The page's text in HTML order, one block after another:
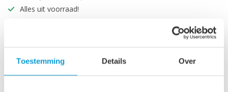
Toestemming Details Over
Alles uit voorraad!
Productomschrijving